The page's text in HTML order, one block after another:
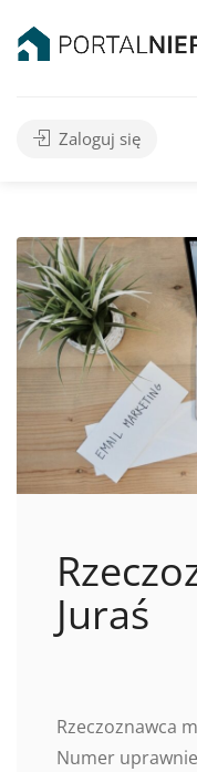
Zaloguj się
Juraś
Rzeczoznawca
Numer